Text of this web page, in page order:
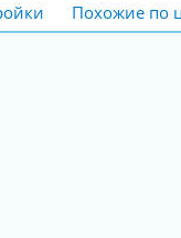
Похожие по